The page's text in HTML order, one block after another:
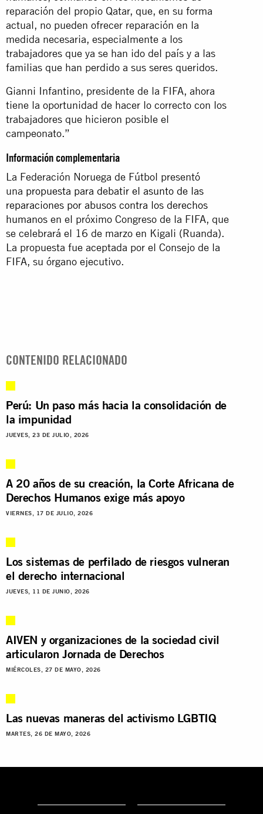
reparación del propio Qatar, que, en su forma
actual, no pueden ofrecer reparación en la
medida necesaria, especialmente a los
trabajadores que ya se han ido del país y a las
familias que han perdido a sus seres queridos.
Gianni Infantino, presidente de la FIFA, ahora
tiene la oportunidad de hacer lo correcto con los
trabajadores que hicieron posible el
campeonato.”
Información complementaria
La Federación Noruega de Fútbol presentó
una propuesta para debatir el asunto de las
reparaciones por abusos contra los derechos
humanos en el próximo Congreso de la FIFA, que
se celebrará el 16 de marzo en Kigali (Ruanda).
La propuesta fue aceptada por el Consejo de la
FIFA, su órgano ejecutivo.
CONTENIDO RELACIONADO
Perú: Un paso más hacia la consolidación de
la impunidad
JUEVES, 23 DE JULIO, 2026
A 20 años de su creación, la Corte Africana de
Derechos Humanos exige más apoyo
VIERNES, 17 DE JULIO, 2026
Los sistemas de perfilado de riesgos vulneran
el derecho internacional
JUEVES, 11 DE JUNIO, 2026
AIVEN y organizaciones de la sociedad civil
articularon Jornada de Derechos
MIÉRCOLES, 27 DE MAYO, 2026
Las nuevas maneras del activismo LGBTIQ
MARTES, 26 DE MAYO, 2026